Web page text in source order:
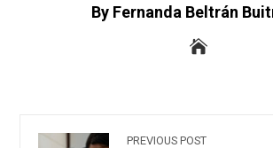
By Fernanda Beltrán
PREVIOUS POST